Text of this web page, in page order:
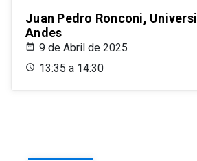
Juan Pedro Ronconi,
Andes
9 de Abril de 2025
13:35 a 14:30